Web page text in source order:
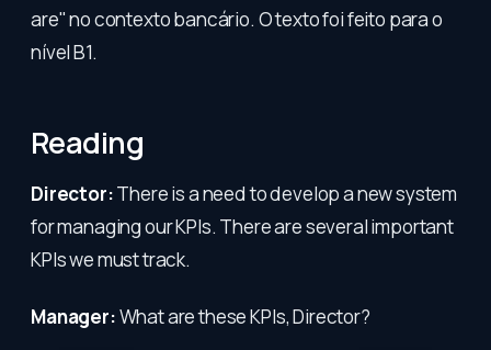
are" no contexto bancário. O texto foi feito para o
nível B1.
Reading
Director:There is a need to develop a new system
for managing our KPIs. There are several important
KPIs we must track.
Manager:What are these KPIs, Director?